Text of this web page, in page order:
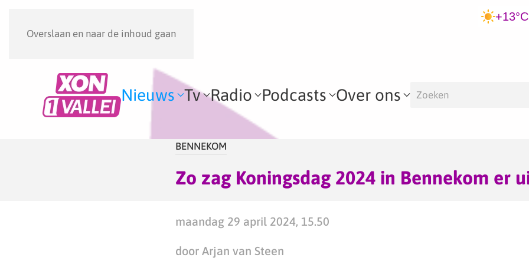
Overslaan en naar de inhoud gaan
+13°C
Nieuws Tv Radio Podcasts Over ons
BENNEKOM
Zo zag Koningsdag 2024 in Bennekom er
maandag 29 april 2024, 15.50
door Arjan van Steen